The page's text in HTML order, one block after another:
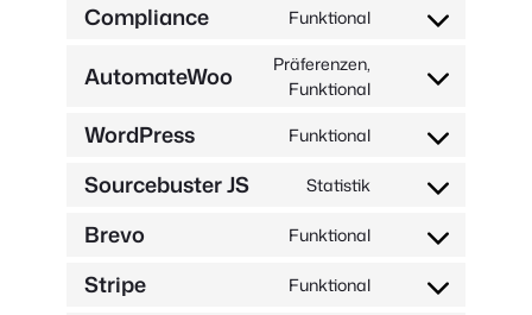
Dienst
Compliance Funktional
Zustimmung
AutomateWoo
Präferenzen,
Funktional
Zustimmung
Dienstleistung
WordPress Funktional
Zustimmung
Dienst
Sourcebuster JS Statistik
Zustimmung
Dienst
Brevo Funktional
Zustimmung
Dienstleistung
Stripe Funktional
Zustimmung